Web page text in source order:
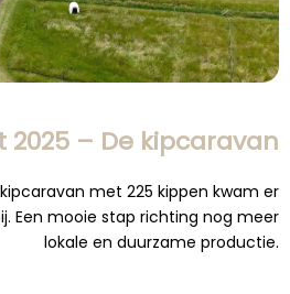
2025 – De kipcaravan
met 225 kippen kwam er
Een mooie stap richting nog meer
lokale en duurzame productie.